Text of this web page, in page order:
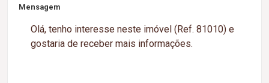
Mensagem